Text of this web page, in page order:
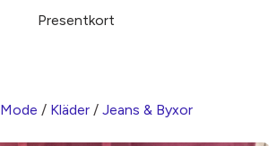
Presentkort
Mode / Kläder / Jeans & Byxor